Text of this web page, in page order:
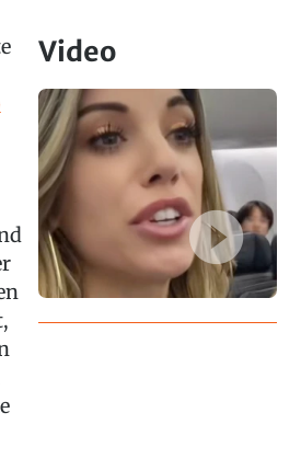
Video